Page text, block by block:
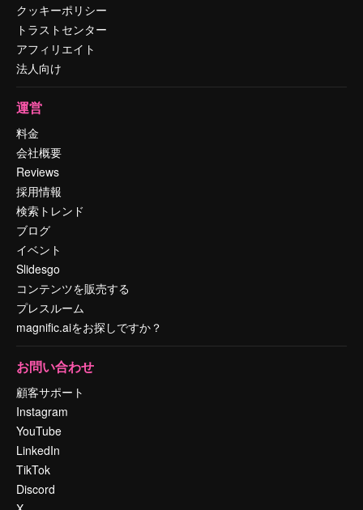
クッキーポリシー
トラストセンター
アフィリエイト
法人向け
運営
料金
会社概要
Reviews
採用情報
検索トレンド
ブログ
イベント
Slidesgo
コンテンツを販売する
プレスルーム
magnific.aiをお探しですか？
お問い合わせ
顧客サポート
Instagram
YouTube
LinkedIn
TikTok
Discord